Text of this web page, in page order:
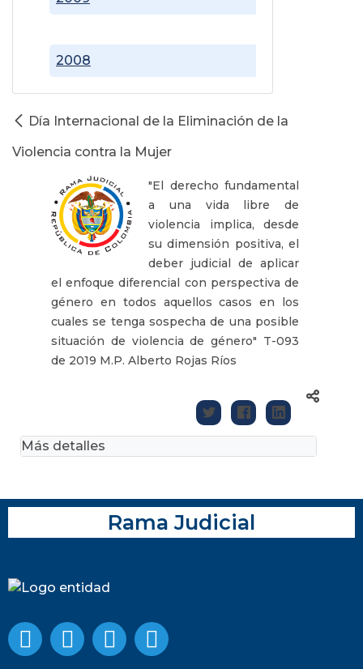
2008
Día Internacional de la Eliminación de la
Violencia contra la Mujer
"El derecho fundamental
a una vida libre de
violencia implica, desde
su dimensión positiva, el
deber judicial de aplicar
el enfoque diferencial con perspectiva de
género en todos aquellos casos en los
cuales se tenga sospecha de una posible
situación de violencia de género" T-093
de 2019 M.P. Alberto Rojas Ríos
Más detalles
Rama Judicial